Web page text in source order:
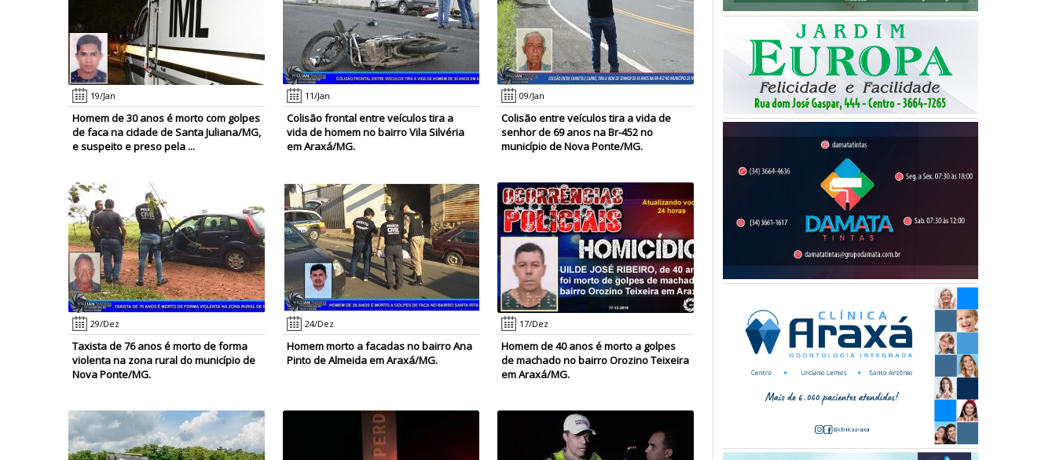
19/Jan
Homem de 30 anos é morto com golpes
de faca na cidade de Santa Juliana/MG,
e suspeito e preso pela ...
11/Jan
Colisão frontal entre veículos tira a
vida de homem no bairro Vila Silvéria
em Araxá/MG.
09/Jan
Colisão entre veículos tira a vida de
senhor de 69 anos na Br-452 no
município de Nova Ponte/MG.
29/Dez
Taxista de 76 anos é morto de forma
violenta na zona rural do município de
Nova Ponte/MG.
24/Dez
Homem morto a facadas no bairro Ana
Pinto de Almeida em Araxá/MG.
17/Dez
Homem de 40 anos é morto a golpes
de machado no bairro Orozino Teixeira
em Araxá/MG.